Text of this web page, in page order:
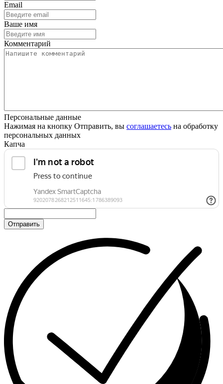
Email
Ваше имя
Комментарий
Персональные данные
Нажимая на кнопку Отправить, вы соглашаетесь на обработку
персональных данных
Капча
Отправить